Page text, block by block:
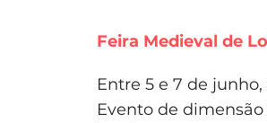
Feira Medieval de
Entre 5 e 7 de junho,
Evento de